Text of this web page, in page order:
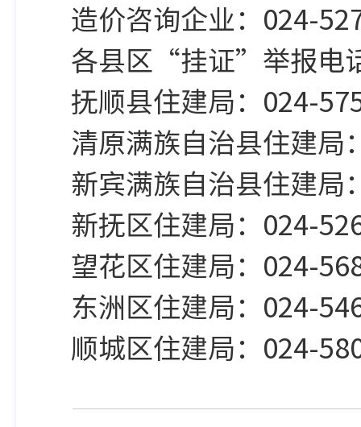
造价咨询企业：024-
各县区“挂证”举报电
抚顺县住建局：024-
清原满族自治县住建局
新宾满族自治县住建局
新抚区住建局：024-
望花区住建局：024-
东洲区住建局：024-
顺城区住建局：024-